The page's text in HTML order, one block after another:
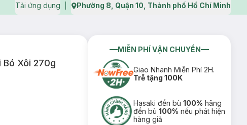
Tải ứng dụng Map icon
Phường 8, Quận 10, Thành phố Hồ Chí Minh
Bó Xôi 270g
MIỄN PHÍ VẬN CHUYỂN
Giao Nhanh Miễn Phí 2H.
Trễ tặng 100K
Hasaki đền bù100% hãng
đền bù100% nếu phát hiện
hàng giả